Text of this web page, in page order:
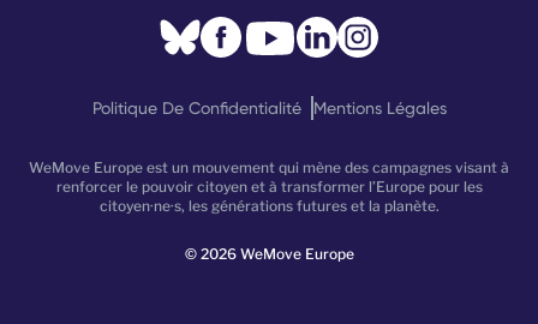
WeMove Europe est un mouvement qui mène des campagnes visant à
renforcer le pouvoir citoyen et à transformer l’Europe pour les
citoyen·ne·s, les générations futures et la planète.
© 2026WeMove Europe
Politique De Confidentialité Mentions Légales